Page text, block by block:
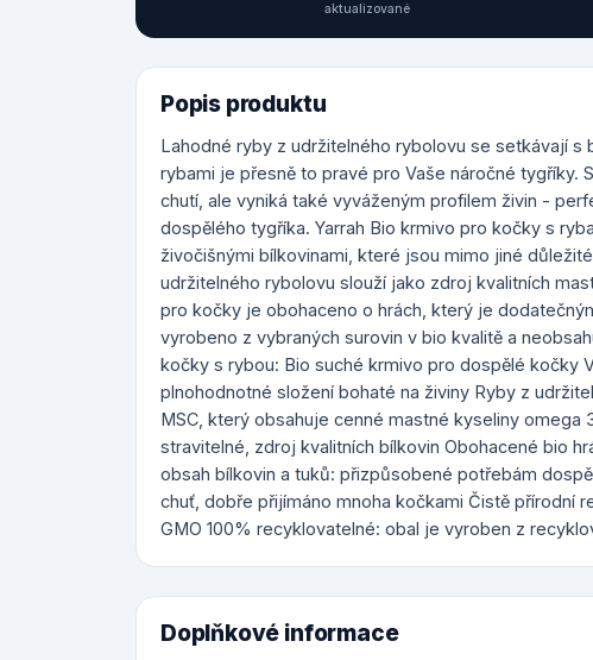
aktualizované
Popis produktu
Lahodné ryby z udržitelného rybolovu se setkávají s
rybami je přesně to pravé pro Vaše náročné tygříky.
chutí, ale vyniká také vyváženým profilem živin -
dospělého tygříka. Yarrah Bio krmivo pro kočky s
živočišnými bílkovinami, které jsou mimo jiné
udržitelného rybolovu slouží jako zdroj kvalitních
pro kočky je obohaceno o hrách, který je
vyrobeno z vybraných surovin v bio kvalitě a
kočky s rybou: Bio suché krmivo pro dospělé kočky
plnohodnotné složení bohaté na živiny Ryby z
MSC, který obsahuje cenné mastné kyseliny omega
stravitelné, zdroj kvalitních bílkovin Obohacené bio
obsah bílkovin a tuků: přizpůsobené potřebám
chuť, dobře přijímáno mnoha kočkami Čistě přírodní
GMO 100% recyklovatelné: obal je vyroben z
Doplňkové informace